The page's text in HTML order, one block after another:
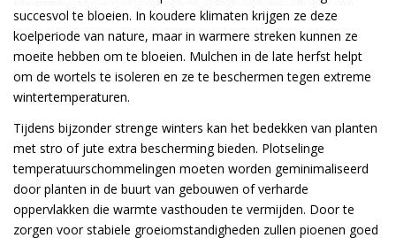
succesvol te bloeien. In koudere klimaten krijgen ze deze
koelperiode van nature, maar in warmere streken kunnen ze
moeite hebben om te bloeien. Mulchen in de late herfst helpt
om de wortels te isoleren en ze te beschermen tegen extreme
wintertemperaturen.
Tijdens bijzonder strenge winters kan het bedekken van planten
met stro of jute extra bescherming bieden. Plotselinge
temperatuurschommelingen moeten worden geminimaliseerd
door planten in de buurt van gebouwen of verharde
oppervlakken die warmte vasthouden te vermijden. Door te
zorgen voor stabiele groeiomstandigheden zullen pioenen goed